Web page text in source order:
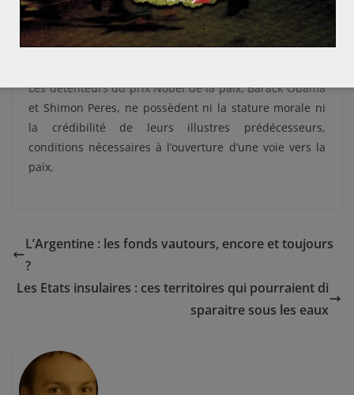
l’intérêt général. Il faut des humanistes visionnaires et
pacifistes tels que Gandhi ou Mandela qui, par leur
exemple même, leurs idées et leurs actes, ont su
Les détenteurs du prix Nobel de la paix, Barack Obama
et Shimon Peres, ne possèdent ni la stature morale ni
la crédibilité de leurs illustres prédécesseurs,
conditions nécessaires à l’ouverture d’une voie vers la
paix.
L’Argentine : les fonds vautours, encore et toujours
?
Les Etats insulaires : ces territoires qui pourraient di
sparaitre sous les eaux